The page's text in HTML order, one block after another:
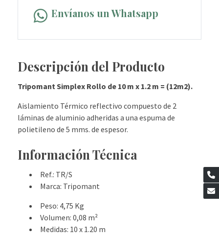
Envíanos un Whatsapp
Descripción del Producto
Tripomant Simplex Rollo de 10 m x 1.2 m = (12m2).
Aislamiento Térmico reflectivo compuesto de 2
láminas de aluminio adheridas a una espuma de
polietileno de 5 mms. de espesor.
Información Técnica
Ref.: TR/S
Marca: Tripomant
Peso: 4,75 Kg
Volumen: 0,08 m²
Medidas: 10 x 1.20 m